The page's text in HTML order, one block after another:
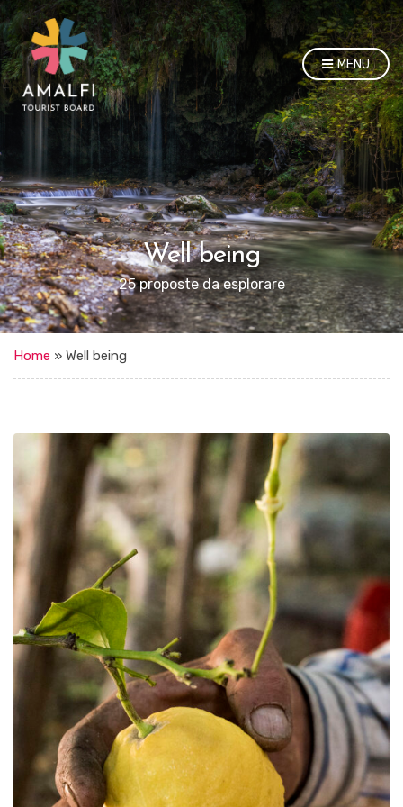
MENU
Well being
25 proposte da esplorare
Home » Well being